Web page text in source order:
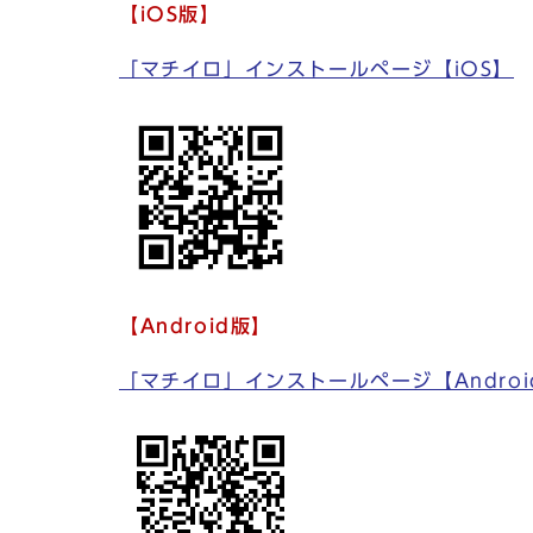
【iOS版】
「マチイロ」インストールページ【iOS】
【Android版】
「マチイロ」インストールページ【